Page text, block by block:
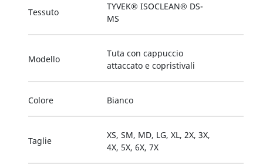
Tessuto
TYVEK® ISOCLEAN® DS-
MS
Modello
Tuta con cappuccio
attaccato e copristivali
Colore Bianco
Taglie
XS, SM, MD, LG, XL, 2X, 3X,
4X, 5X, 6X, 7X